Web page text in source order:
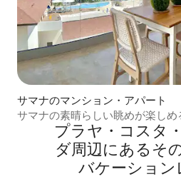
サマナのマンション・アパート
サマナの素晴らしい眺めが楽しめ
プラヤ・コスタ
ダ⁠周⁠辺⁠に⁠あ⁠るそ⁠
バ⁠ケ⁠ー⁠シ⁠ョ⁠ン⁠